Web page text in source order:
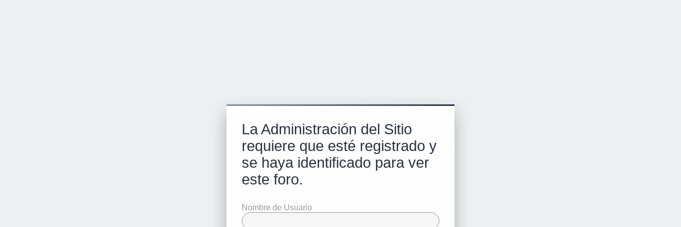
La Administración del Sitio
requiere que esté registrado y
se haya identificado para ver
este foro.
Nombre de Usuario